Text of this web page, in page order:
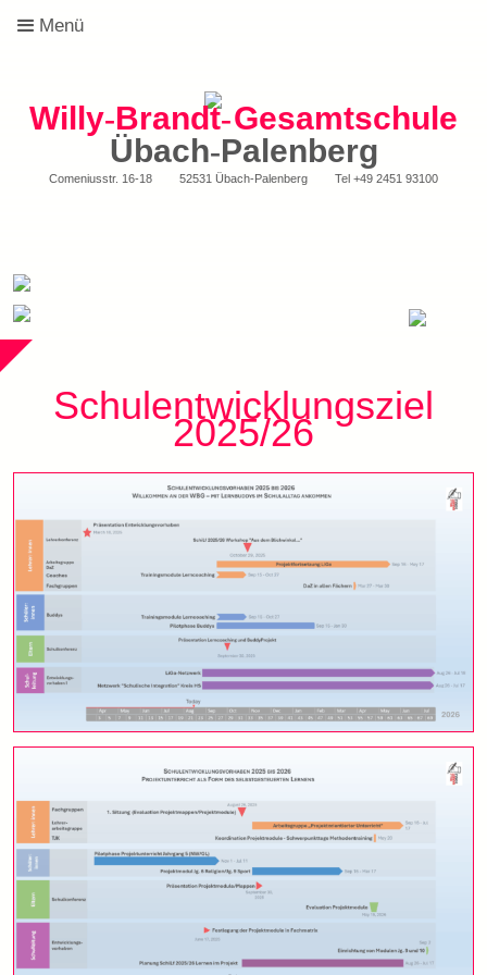
Menü
Willy-Brandt-Gesamtschule
Übach-Palenberg
Comeniusstr. 16-18 52531 Übach-Palenberg Tel +49 2451 93100
Schulentwicklungsziel
2025/26